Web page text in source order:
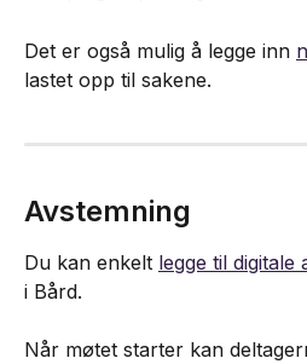
Det er også mulig å legge inn
lastet opp til sakene.
Avstemning
Du kan enkelt legge til digitale
i Bård.
Når møtet starter kan